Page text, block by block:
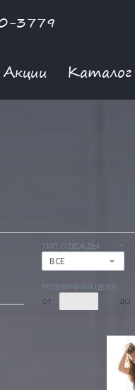
3779
Акции Каталог
ТИП ОДЕЖДЫ
ВСЕ
РОЗНИЧНАЯ ЦЕНА
ОТ ДО